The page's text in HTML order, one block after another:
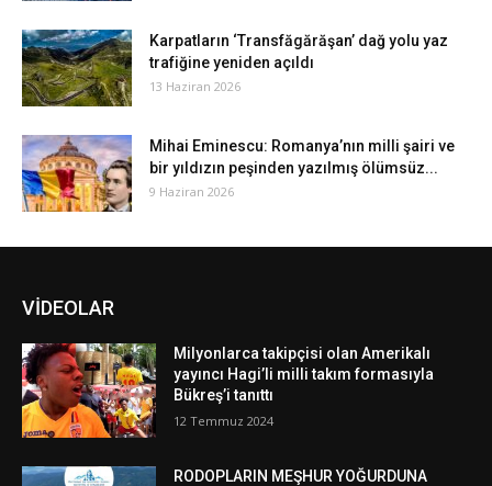
Karpatların ‘Transfăgărăşan’ dağ yolu yaz
trafiğine yeniden açıldı
13 Haziran 2026
Mihai Eminescu: Romanya’nın milli şairi ve
bir yıldızın peşinden yazılmış ölümsüz...
9 Haziran 2026
VİDEOLAR
Milyonlarca takipçisi olan Amerikalı
yayıncı Hagi’li milli takım formasıyla
Bükreş’i tanıttı
12 Temmuz 2024
RODOPLARIN MEŞHUR YOĞURDUNA